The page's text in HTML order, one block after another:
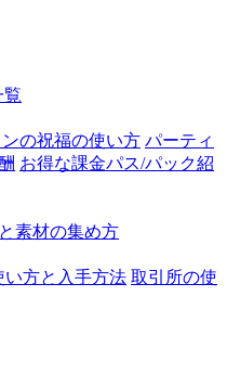
覧
の祝福の使い方 パーティ
お得な課金パス/パック紹
素材の集め方
い方と入手方法 取引所の使